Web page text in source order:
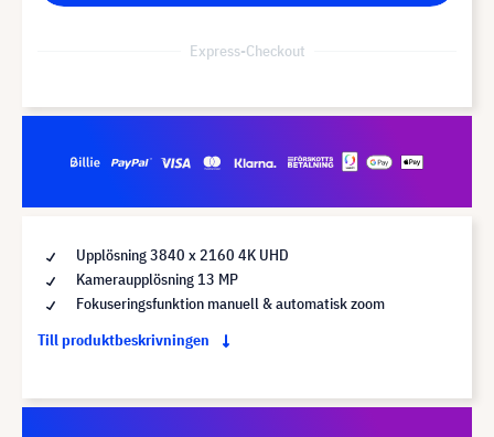
Express-Checkout
Upplösning 3840 x 2160 4K UHD
Kameraupplösning 13 MP
Fokuseringsfunktion manuell & automatisk zoom
Till produktbeskrivningen